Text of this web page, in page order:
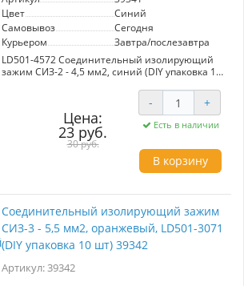
Цвет
Синий
Самовывоз
Сегодня
Курьером
Завтра/послезавтра
LD501-4572 Соединительный изолирующий
зажим СИЗ-2 - 4,5 мм2, синий (DIY упаковка 10
Цена:
23 руб.
30 руб.
- +
Есть в наличии
В корзину
Соединительный изолирующий зажим
СИЗ-3 - 5,5 мм2, оранжевый, LD501-3071
(DIY упаковка 10 шт) 39342
Артикул: 39342